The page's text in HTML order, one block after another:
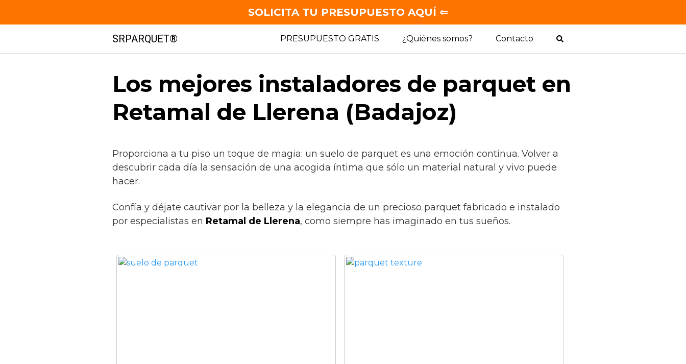
contenido
SRPARQUET® PRESUPUESTO GRATIS ¿Quiénes somos? Contacto
Los mejores instaladores de parquet en
Retamal de Llerena (Badajoz)
Proporciona a tu piso un toque de magia: un suelo de parquet es una emoción continua. Volver a
descubrir cada día la sensación de una acogida íntima que sólo un material natural y vivo puede
hacer.
Confía y déjate cautivar por la belleza y la elegancia de un precioso parquet fabricado e instalado
por especialistas en Retamal de Llerena, como siempre has imaginado en tus sueños.
SOLICITA TU PRESUPUESTO AQUÍ ⇐